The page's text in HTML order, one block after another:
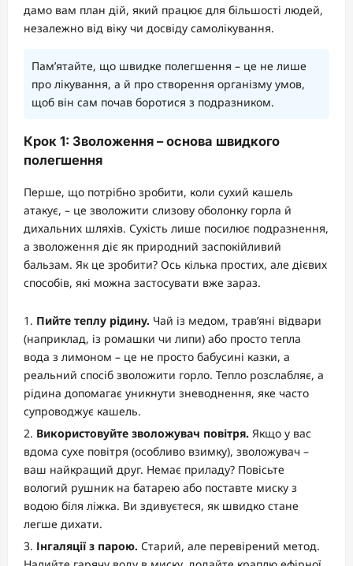
дамо вам план дій, який працює для більшості людей,
незалежно від віку чи досвіду самолікування.
Пам’ятайте, що швидке полегшення – це не лише
про лікування, а й про створення організму умов,
щоб він сам почав боротися з подразником.
Крок 1: Зволоження – основа швидкого
полегшення
Перше, що потрібно зробити, коли сухий кашель
атакує, – це зволожити слизову оболонку горла й
дихальних шляхів. Сухість лише посилює подразнення,
а зволоження діє як природний заспокійливий
бальзам. Як це зробити? Ось кілька простих, але дієвих
способів, які можна застосувати вже зараз.
Пийте теплу рідину. Чай із медом, трав’яні відвари
(наприклад, із ромашки чи липи) або просто тепла
вода з лимоном – це не просто бабусині казки, а
реальний спосіб зволожити горло. Тепло розслабляє, а
рідина допомагає уникнути зневоднення, яке часто
супроводжує кашель.
Використовуйте зволожувач повітря. Якщо у вас
вдома сухе повітря (особливо взимку), зволожувач –
ваш найкращий друг. Немає приладу? Повісьте
вологий рушник на батарею або поставте миску з
водою біля ліжка. Ви здивуєтеся, як швидко стане
легше дихати.
Інгаляції з парою. Старий, але перевірений метод.